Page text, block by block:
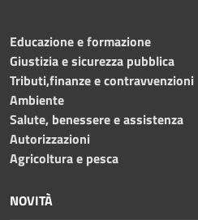
Educazione e formazione
Giustizia e sicurezza pubblica
Tributi,finanze e contravvenzioni
Ambiente
Salute, benessere e assistenza
Autorizzazioni
Agricoltura e pesca
NOVITÀ